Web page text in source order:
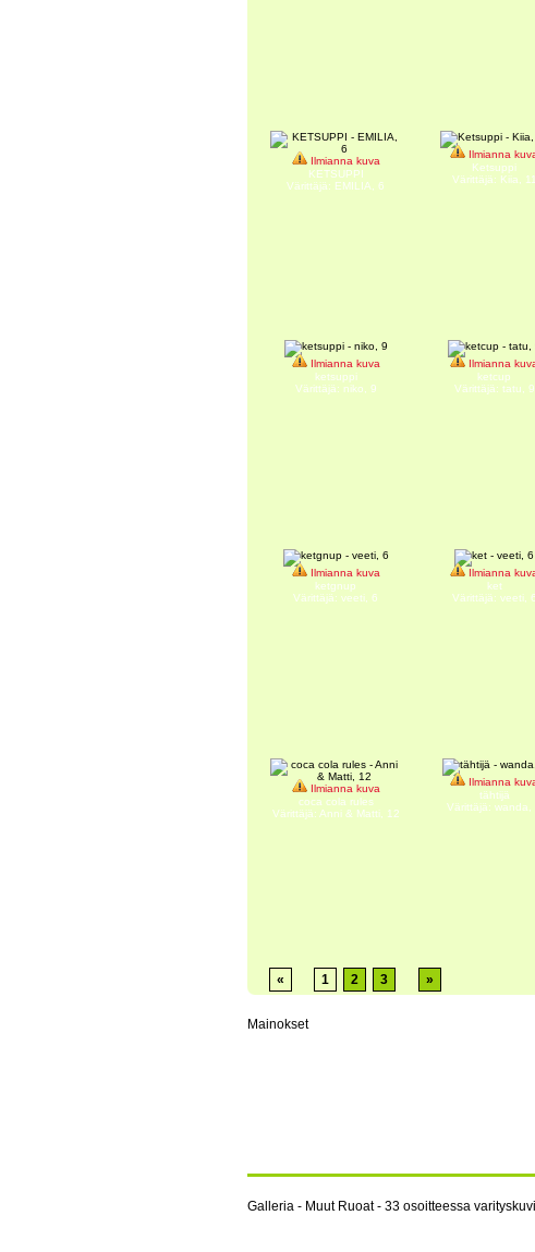
Ilmianna kuva
KETSUPPI
Värittäjä: EMILIA, 6
Ilmianna
Ketsuppi
Värittäjä: Kiia, 11
Ilmianna kuva
ketsuppi
Värittäjä: niko, 9
Ilmianna
ketcup
Värittäjä: tatu, 9
Ilmianna kuva
ketgnup
Värittäjä: veeti, 6
Ilmianna
ket
Värittäjä: veeti, 6
Ilmianna kuva
coca cola rules
Värittäjä: Anni & Matti, 12
Ilmianna
tähtijä
Värittäjä: wanda,
« 1 2 3 »
Mainokset
Galleria - Muut Ruoat - 33 osoitteessa